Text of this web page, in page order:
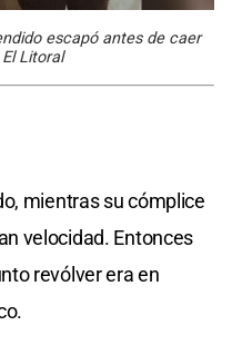
escapó antes de caer
Litoral
mientras su cómplice
velocidad. Entonces
revólver era en